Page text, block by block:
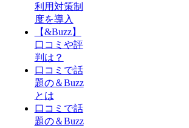
利用対策制
度を導入
【&Buzz】
口コミや評
判は？
口コミで話
題の＆Buzz
とは
口コミで話
題の＆Buzz